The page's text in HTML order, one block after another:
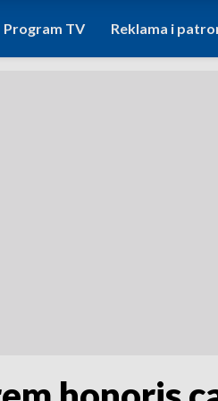
Program TV Reklama i